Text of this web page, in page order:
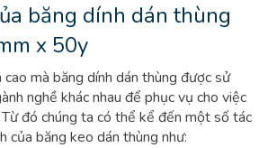
băng dính dán thùng
x 50y
mà băng dính dán thùng được sử
nghề khác nhau để phục vụ cho việc
đó chúng ta có thể kể đến một số tác
của băng keo dán thùng như: